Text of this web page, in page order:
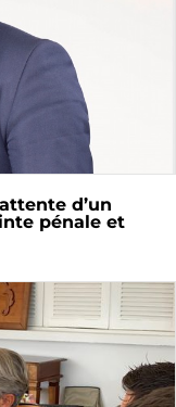
d’un
pénale et